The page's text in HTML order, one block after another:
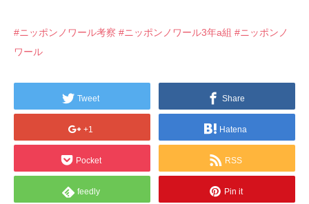
#ニッポンノワール考察 #ニッポンノワール3年a組 #ニッポンノ
ワール
Tweet Share
+1 Hatena
Pocket RSS
feedly Pin it